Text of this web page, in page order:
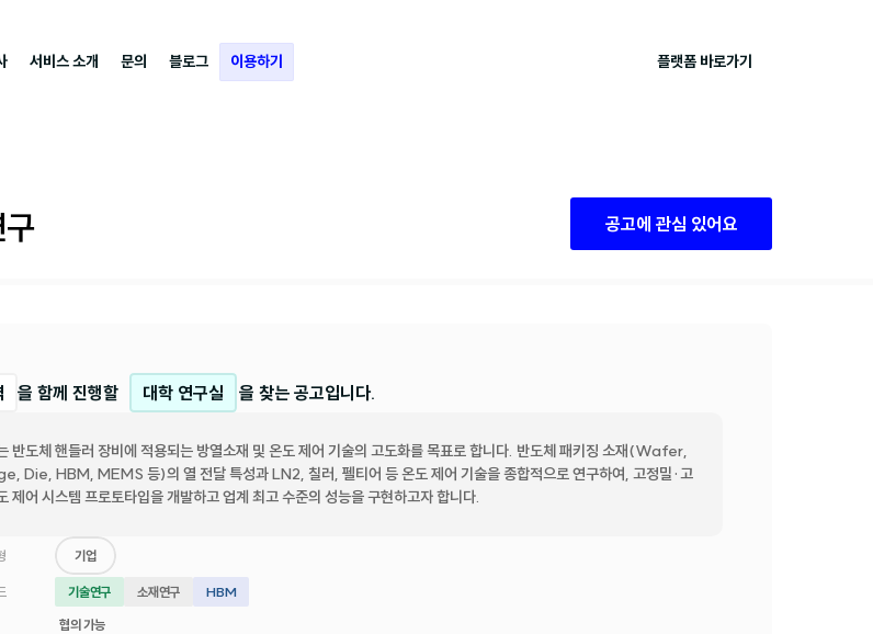
공고에 관심 있어요
을 함께 진행할 대학 연구실 을 찾는 공고입니다.
반도체 핸들러 장비에 적용되는 방열소재 및 온도 제어 기술의 고도화를 목표로 합니다. 반도체 패키징 소재(Wafer,
Die, HBM, MEMS 등)의 열 전달 특성과 LN2, 칠러, 펠티어 등 온도 제어 기술을 종합적으로 연구하여, 고정밀·고
제어 시스템 프로토타입을 개발하고 업계 최고 수준의 성능을 구현하고자 합니다.
기업
기술연구 소재연구
HBM
협의 가능
서비스 소개 문의 블로그 이용하기 플랫폼 바로가기